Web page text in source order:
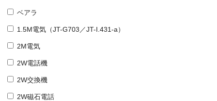
ベアラ
1.5M電気（JT-G703／JT-I.431-a）
2M電気
2W電話機
2W交換機
2W磁石電話